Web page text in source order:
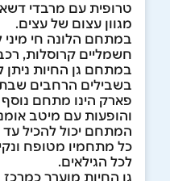
טרופית עם מרבדי דשא
מגוון עצום של עצים.
במתחם הלונה חי
חשמליים קרוסלות,
במתחם גן החיות ניתן
בשבילים הרחבים
פארק הינו מתחם נוסף
והופעות עם מיטב
כל מתחמיו מטופח
לכל הגילאים.
גן החיות מוערך כמרכז